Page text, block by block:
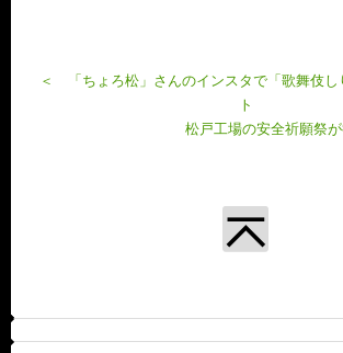
＜ 「ちょろ松」さんのインスタで「歌舞伎し
ト
松戸工場の安全祈願祭